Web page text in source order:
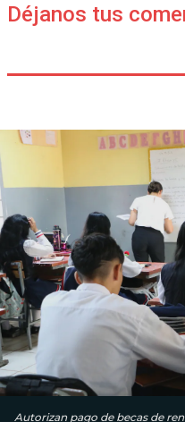
Déjanos tus
Autorizan pago de becas de